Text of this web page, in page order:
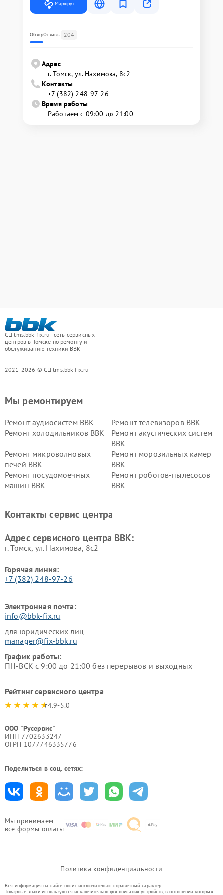
Маршрут
ОбзорОтзывы 204
Адрес
г. Томск, ул. Нахимова, 8с2
Контакты
+7 (382) 248-97-26
Время работы
Работаем с 09:00 до 21:00
СЦ tms.bbk-fix.ru - сеть сервисных
центров в Томске по ремонту и
обслуживанию техники BBK
2021-2026 © СЦ tms.bbk-fix.ru
Мы принимаем
все формы оплаты
Мы ремонтируем
Ремонт аудиосистем BBK
Ремонт телевизоров BBK
Ремонт холодильников BBK
Ремонт акустических систем
BBK
Ремонт микроволновых
печей BBK
Ремонт морозильных камер
BBK
Ремонт посудомоечных
машин BBK
Ремонт роботов-пылесосов
BBK
Ремонт винных шкафов BBK
Контакты сервис центра
Адрес сервисного центра BBK:
г. Томск, ул. Нахимова, 8с2
Горячая линия:
+7 (382) 248-97-26
Электронная почта:
info@bbk-fix.ru
для юридических лиц
manager@fix-bbk.ru
График работы:
ПН-ВСК с 9:00 до 21:00 без перерывов и выходных
Рейтинг сервисного центра
4.9-5.0
ООО "Русервис"
ИНН 7702633247
ОГРН 1077746335776
Поделиться в соц. сетях:
Политика конфиденциальности
Вся информация на сайте носит исключительно справочный характер.
Товарные знаки используются исключительно для описания устройств, в отношении которых